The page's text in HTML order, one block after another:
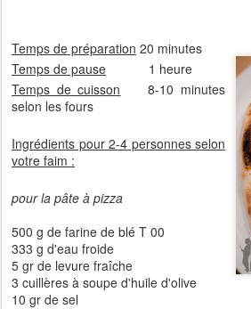
Temps de préparation 20 minutes
Temps de pause 1 heure
Temps de cuisson 8-10 minutes
selon les fours
Ingrédients pour 2-4 personnes selon
votre faim :
pour la pâte à pizza
500 g de farine de blé T 00
333 g d'eau froide
5 gr de levure fraîche
3 cuillères à soupe d'huile d'olive
10 gr de sel